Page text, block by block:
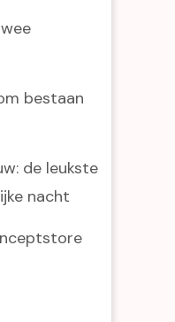
bestaan
de leukste
nacht